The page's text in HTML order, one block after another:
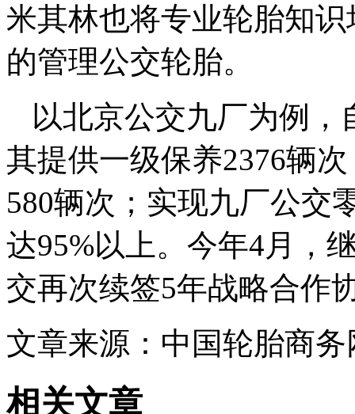
米其林也将专业轮胎知
的管理公交轮胎。
以北京公交九厂为例，
其提供一级保养2376辆
580辆次；实现九厂公交
达95%以上。今年4月，
交再次续签5年战略合作
文章来源：中国轮胎商务
相关文章